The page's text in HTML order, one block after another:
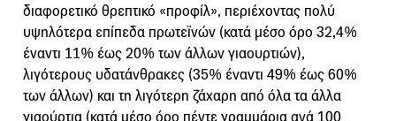
διαφορετικό θρεπτικό «προφίλ», περιέχοντας πολύ
υψηλότερα επίπεδα πρωτεϊνών (κατά μέσο όρο 32,4%
έναντι 11% έως 20% των άλλων γιαουρτιών),
λιγότερους υδατάνθρακες (35% έναντι 49% έως 60%
των άλλων) και τη λιγότερη ζάχαρη από όλα τα άλλα
γιαούρτια (κατά μέσο όρο πέντε γραμμάρια ανά 100